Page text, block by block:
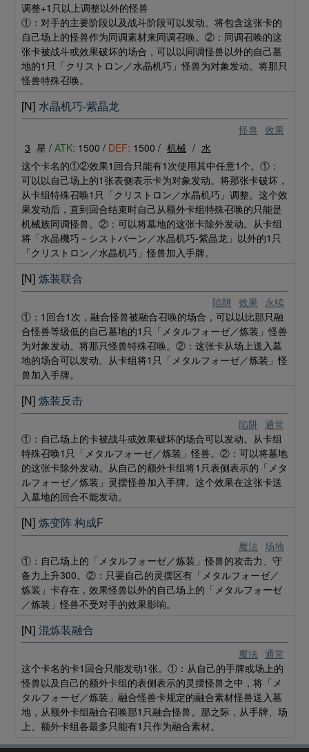
调整+1只以上调整以外的怪兽
①：对手的主要阶段以及战斗阶段可以发动。将包含这张卡的
自己场上的怪兽作为同调素材来同调召唤。②：同调召唤的这
张卡被战斗或效果破坏的场合，可以以同调怪兽以外的自己墓
地的1只「クリストロン／水晶机巧」怪兽为对象发动。将那只
怪兽特殊召唤。
怪兽 效果
[N] 水晶机巧-紫晶龙
3 星 / ATK: 1500 / DEF: 1500 / 机械 / 水
这个卡名的①②效果1回合只能有1次使用其中任意1个。①：
可以以自己场上的1张表侧表示卡为对象发动。将那张卡破坏，
从卡组特殊召唤1只「クリストロン／水晶机巧」调整。这个效
果发动后，直到回合结束时自己从额外卡组特殊召唤的只能是
机械族同调怪兽。②：可以将墓地的这张卡除外发动。从卡组
将「水晶機巧－シストバーン／水晶机巧-紫晶龙」以外的1只
「クリストロン／水晶机巧」怪兽加入手牌。
陷阱 效果 永续
[N] 炼装联合
①：1回合1次，融合怪兽被融合召唤的场合，可以以比那只融
合怪兽等级低的自己墓地的1只「メタルフォーゼ／炼装」怪兽
为对象发动。将那只怪兽特殊召唤。②：这张卡从场上送入墓
地的场合可以发动。从卡组将1只「メタルフォーゼ／炼装」怪
兽加入手牌。
陷阱 通常
[N] 炼装反击
①：自己场上的卡被战斗或效果破坏的场合可以发动。从卡组
特殊召唤1只「メタルフォーゼ／炼装」怪兽。②：可以将墓地
的这张卡除外发动。从自己的额外卡组将1只表侧表示的「メタ
ルフォーゼ／炼装」灵摆怪兽加入手牌。这个效果在这张卡送
入墓地的回合不能发动。
魔法 场地
[N] 炼变阵 构成F
①：自己场上的「メタルフォーゼ／炼装」怪兽的攻击力、守
备力上升300。②：只要自己的灵摆区有「メタルフォーゼ／
炼装」卡存在，效果怪兽以外的自己场上的「メタルフォーゼ
／炼装」怪兽不受对手的效果影响。
魔法 通常
[N] 混炼装融合
这个卡名的卡1回合只能发动1张。①：从自己的手牌或场上的
怪兽以及自己的额外卡组的表侧表示的灵摆怪兽之中，将「メ
タルフォーゼ／炼装」融合怪兽卡规定的融合素材怪兽送入墓
地，从额外卡组融合召唤那1只融合怪兽。那之际，从手牌、场
上、额外卡组各最多只能有1只作为融合素材。